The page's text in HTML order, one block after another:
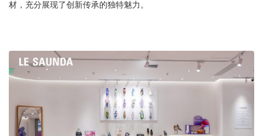
材，充分展现了创新传承的独特魅力。